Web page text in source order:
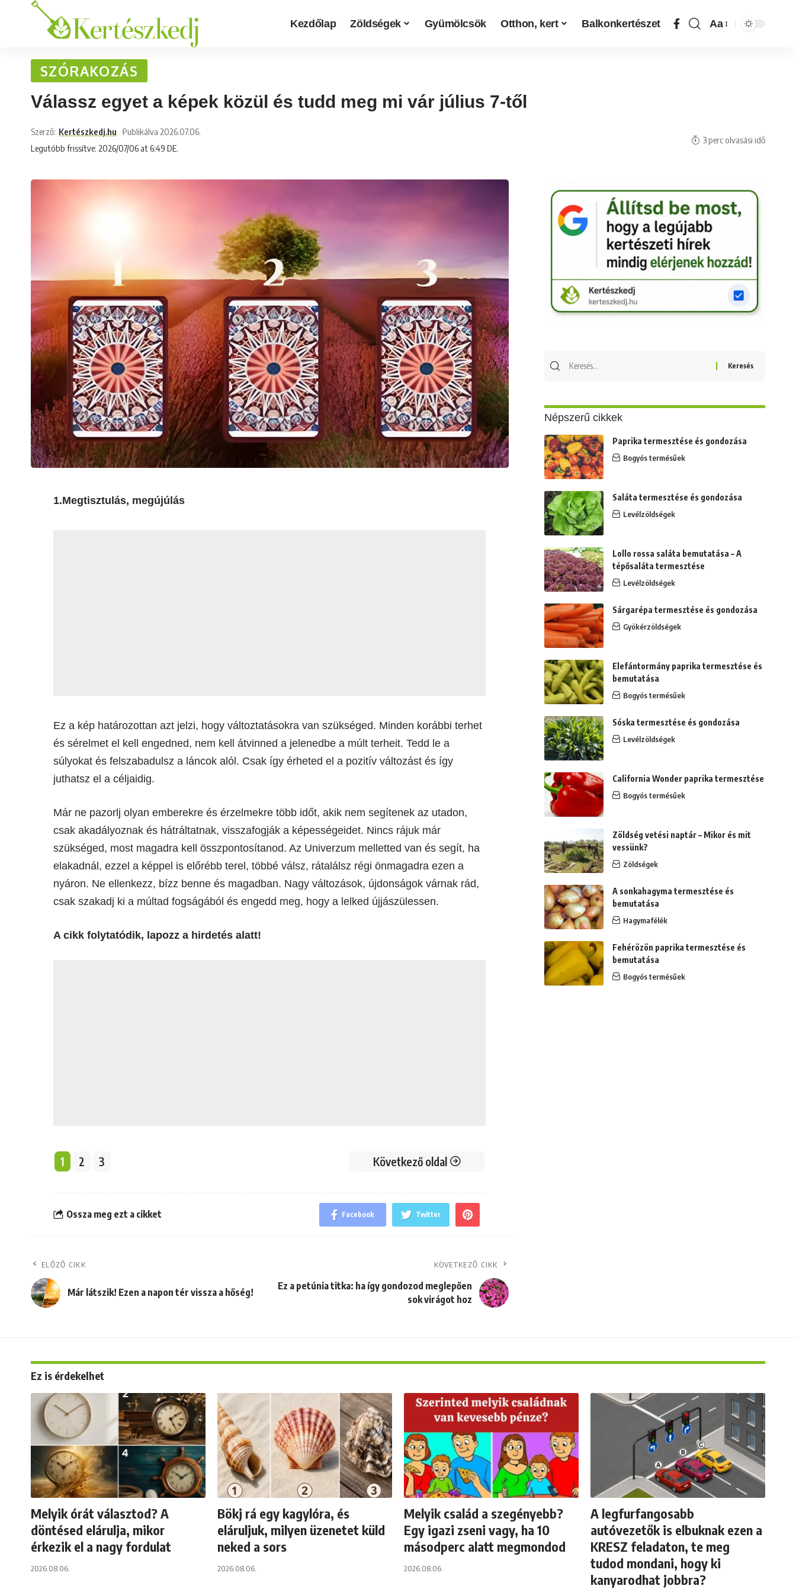
Kezdőlap Zöldségek Gyümölcsök Otthon, kert Balkonkertészet Aa
SZÓRAKOZÁS
Válassz egyet a képek közül és tudd meg mi vár július 7-től
Legutóbb frissítve: 2026/07/06 at 6:49 DE.
Szerző: Kertészkedj.hu Publikálva 2026.07.06.
3 perc olvasási idő
1.Megtisztulás, megújúlás
Ez a kép határozottan azt jelzi, hogy változtatásokra van szükséged. Minden korábbi terhet
és sérelmet el kell engedned, nem kell átvinned a jelenedbe a múlt terheit. Tedd le a
súlyokat és felszabadulsz a láncok alól. Csak így érheted el a pozitív változást és így
juthatsz el a céljaidig.
Már ne pazorlj olyan emberekre és érzelmekre több időt, akik nem segítenek az utadon,
csak akadályoznak és hátráltatnak, visszafogják a képességeidet. Nincs rájuk már
szükséged, most magadra kell összpontosítanod. Az Univerzum melletted van és segít, ha
elakadnál, ezzel a képpel is előrébb terel, többé válsz, rátalálsz régi önmagadra ezen a
nyáron. Ne ellenkezz, bízz benne és magadban. Nagy változások, újdonságok várnak rád,
csak szakadj ki a múltad fogságából és engedd meg, hogy a lelked újjászülessen.
A cikk folytatódik, lapozz a hirdetés alatt!
1 2 3 Következő oldal
Ossza meg ezt a cikket Facebook Twitter
ELŐZŐ CIKK
Már látszik! Ezen a napon tér vissza a hőség!
KÖVETKEZŐ CIKK
Ez a petúnia titka: ha így gondozod meglepően
sok virágot hoz
Népszerű cikkek
Paprika termesztése és gondozása
Bogyós termésűek
Saláta termesztése és gondozása
Levélzöldségek
Lollo rossa saláta bemutatása – A
tépősaláta termesztése
Levélzöldségek
Sárgarépa termesztése és gondozása
Gyökérzöldségek
Elefántormány paprika termesztése és
bemutatása
Bogyós termésűek
Sóska termesztése és gondozása
Levélzöldségek
California Wonder paprika termesztése
Bogyós termésűek
Zöldség vetési naptár – Mikor és mit
vessünk?
Zöldségek
A sonkahagyma termesztése és
bemutatása
Hagymafélék
Fehérözön paprika termesztése és
bemutatása
Bogyós termésűek
Ez is érdekelhet
Melyik órát választod? A
döntésed elárulja, mikor
érkezik el a nagy fordulat
2026.08.06.
Bökj rá egy kagylóra, és
eláruljuk, milyen üzenetet küld
neked a sors
2026.08.06.
Melyik család a szegényebb?
Egy igazi zseni vagy, ha 10
másodperc alatt megmondod
2026.08.06.
A legfurfangosabb
autóvezetők is elbuknak ezen a
KRESZ feladaton, te meg
tudod mondani, hogy ki
kanyarodhat jobbra?